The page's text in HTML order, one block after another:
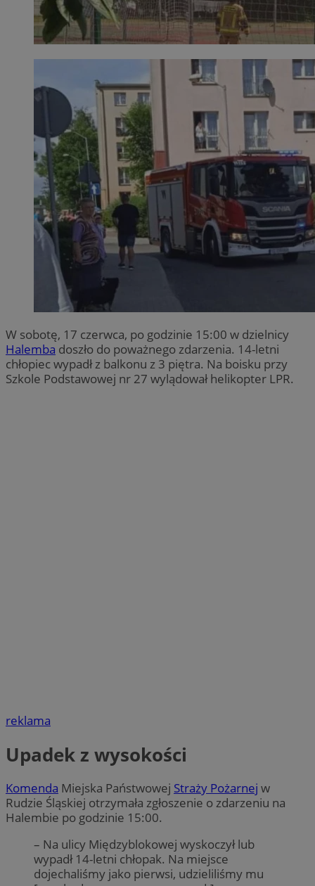
W sobotę, 17 czerwca, po godzinie 15:00 w dzielnicy
Halemba doszło do poważnego zdarzenia. 14-letni
chłopiec wypadł z balkonu z 3 piętra. Na boisku przy
Szkole Podstawowej nr 27 wylądował helikopter LPR.
reklama
Upadek z wysokości
Komenda Miejska Państwowej Straży Pożarnej w
Rudzie Śląskiej otrzymała zgłoszenie o zdarzeniu na
Halembie po godzinie 15:00.
– Na ulicy Międzyblokowej wyskoczył lub
wypadł 14-letni chłopak. Na miejsce
dojechaliśmy jako pierwsi, udzieliliśmy mu